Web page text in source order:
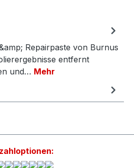
Repairpaste von Burnus
entfernt
und… Mehr